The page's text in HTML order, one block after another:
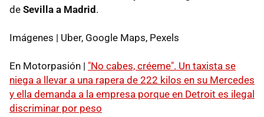
de Sevilla a Madrid.
Imágenes | Uber, Google Maps, Pexels
En Motorpasión | "No cabes, créeme". Un taxista se
niega a llevar a una rapera de 222 kilos en su Mercedes
y ella demanda a la empresa porque en Detroit es ilegal
discriminar por peso